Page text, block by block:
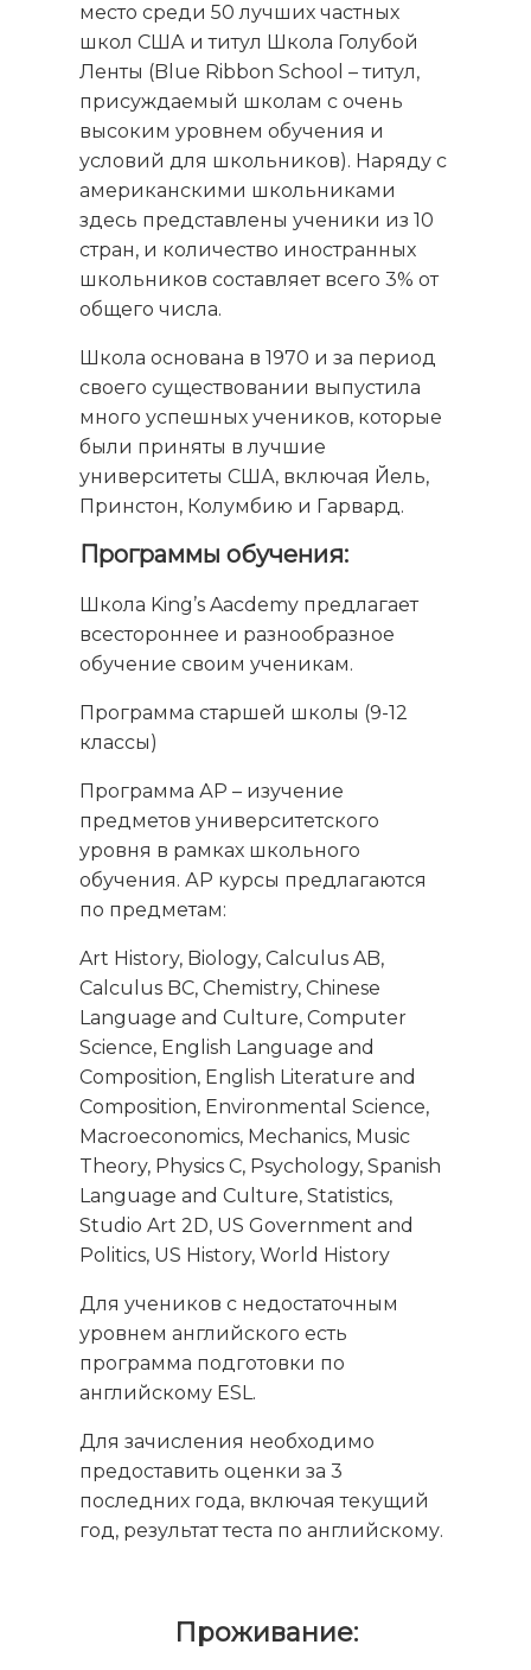
место среди 50 лучших частных
школ США и титул Школа Голубой
Ленты (Blue Ribbon School – титул,
присуждаемый школам с очень
высоким уровнем обучения и
условий для школьников). Наряду с
американскими школьниками
здесь представлены ученики из 10
стран, и количество иностранных
школьников составляет всего 3% от
общего числа.
Школа основана в 1970 и за период
своего существовании выпустила
много успешных учеников, которые
были приняты в лучшие
университеты США, включая Йель,
Принстон, Колумбию и Гарвард.
Программы обучения:
Школа King’s Aacdemy предлагает
всестороннее и разнообразное
обучение своим ученикам.
Программа старшей школы (9-12
классы)
Программа АР – изучение
предметов университетского
уровня в рамках школьного
обучения. АР курсы предлагаются
по предметам:
Art History, Biology, Calculus AB,
Calculus BC, Chemistry, Chinese
Language and Culture, Computer
Science, English Language and
Composition, English Literature and
Composition, Environmental Science,
Macroeconomics, Mechanics, Music
Theory, Physics C, Psychology, Spanish
Language and Culture, Statistics,
Studio Art 2D, US Government and
Politics, US History, World History
Для учеников с недостаточным
уровнем английского есть
программа подготовки по
английскому ESL.
Для зачисления необходимо
предоставить оценки за 3
последних года, включая текущий
год, результат теста по английскому.
Проживание: